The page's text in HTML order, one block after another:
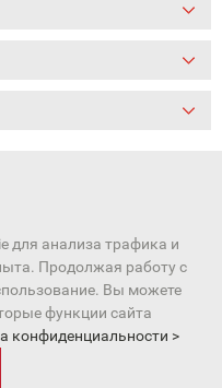
206-97-01
иTelegram
для анализа трафика и
Продолжая работу с
Вы можете
функции сайта
конфиденциальности >